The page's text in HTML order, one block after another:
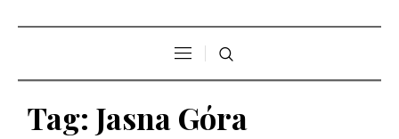
Tag: Jasna Góra